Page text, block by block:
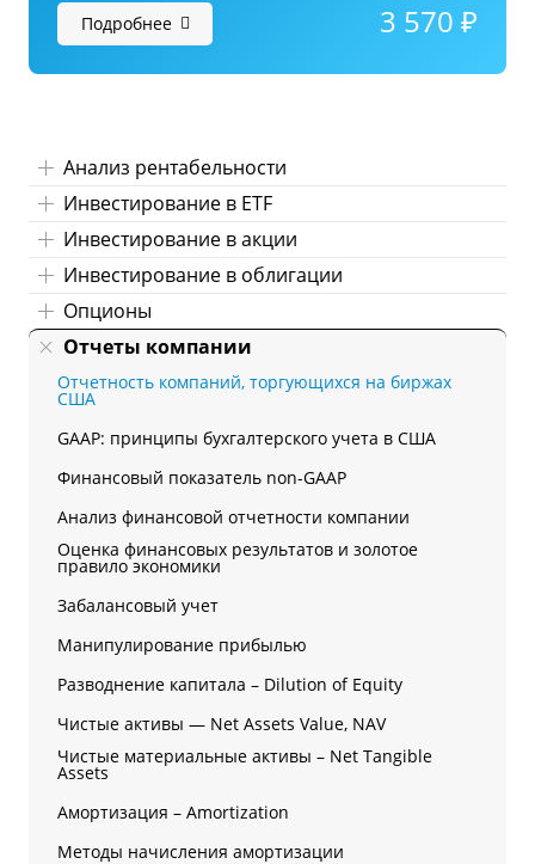
Анализ рентабельности
Инвестирование в ETF
Инвестирование в акции
Инвестирование в облигации
Опционы
Отчеты компании
Отчетность компаний, торгующихся на биржах
США
GAAP: принципы бухгалтерского учета в США
Финансовый показатель non-GAAP
Анализ финансовой отчетности компании
Оценка финансовых результатов и золотое
правило экономики
Забалансовый учет
Манипулирование прибылью
Разводнение капитала – Dilution of Equity
Чистые активы — Net Assets Value, NAV
Чистые материальные активы – Net Tangible
Assets
Амортизация – Amortization
Методы начисления амортизации
Подробнее 3 570 ₽